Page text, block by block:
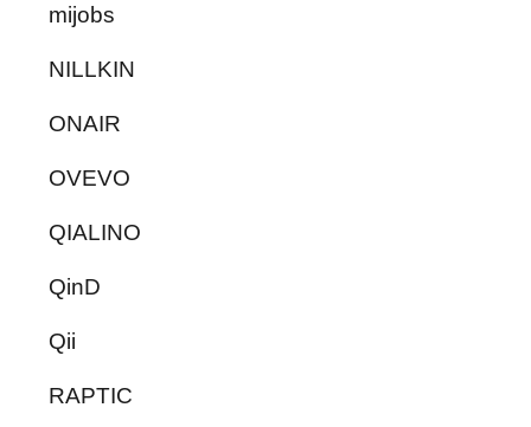
mijobs
NILLKIN
ONAIR
OVEVO
QIALINO
QinD
Qii
RAPTIC